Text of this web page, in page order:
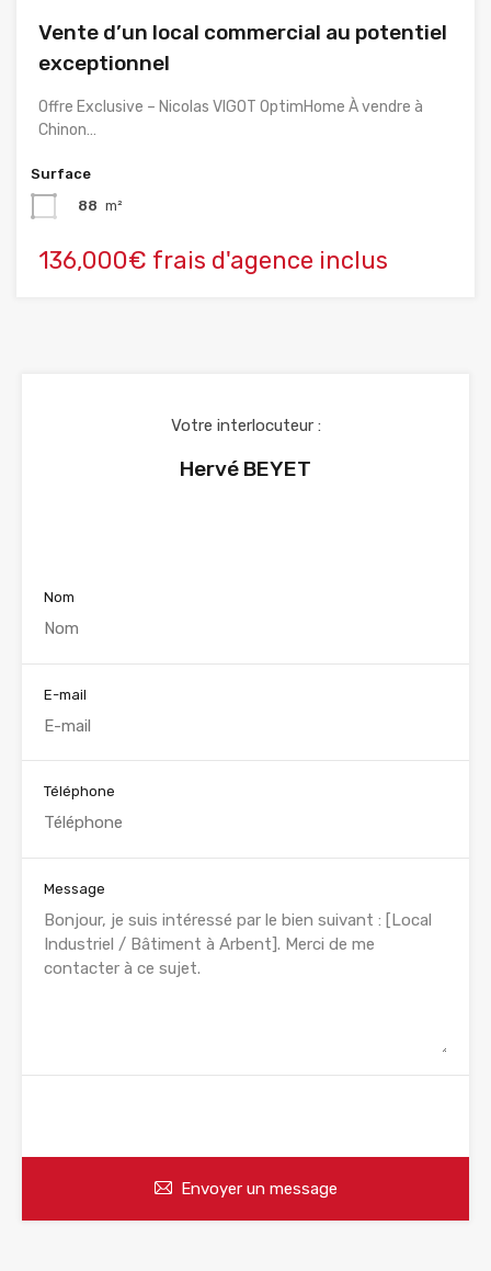
Vente d’un local commercial au potentiel
exceptionnel
Offre Exclusive – Nicolas VIGOT OptimHome À vendre à
Chinon…
Surface
88 m²
136,000€ frais d'agence inclus
Votre interlocuteur :
Hervé BEYET
Nom
E-mail
Téléphone
Message
Envoyer un message